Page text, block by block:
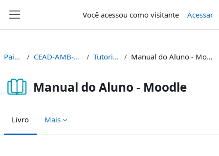
Você acessou como visitante Acessar
Painel CEAD-AMB-TUT Tutoriais Manual do Aluno - Moodle
Manual do Aluno - Moodle
Livro Mais